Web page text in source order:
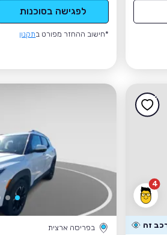
לפגישה בסוכנות
*חישוב ההחזר מפורט בתקנון
4
בפריסה ארצית